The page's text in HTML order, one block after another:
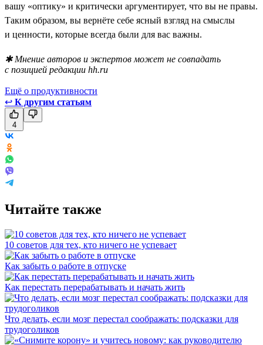
вашу «оптику» и критически аргументирует, что вы не правы.
Таким образом, вы вернёте себе ясный взгляд на смыслы
и ценности, которые всегда были для вас важны.
✱ Мнение авторов и экспертов может не совпадать
с позицией редакции hh.ru
Ещё о продуктивности
↩ К другим статьям
4
Читайте также
10 советов для тех, кто ничего не успевает
Как забыть о работе в отпуске
Как перестать перерабатывать и начать жить
Что делать, если мозг перестал соображать: подсказки для
трудоголиков